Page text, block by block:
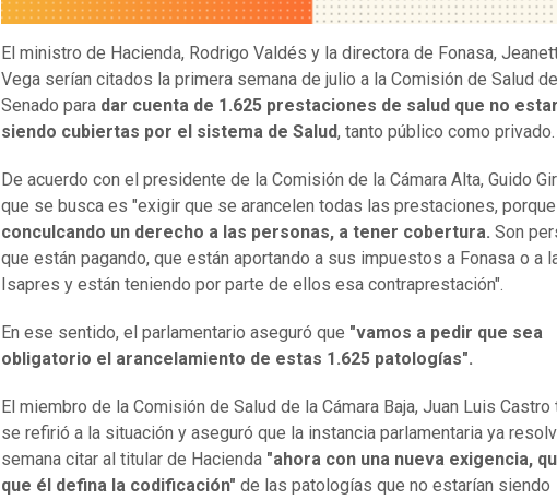
El ministro de Hacienda, Rodrigo Valdés y la directora de Fonasa,
Vega serían citados la primera semana de julio a la Comisión de Salud
Senado para dar cuenta de 1.625 prestaciones de salud que no
siendo cubiertas por el sistema de Salud, tanto público como
De acuerdo con el presidente de la Comisión de la Cámara Alta, Guido
que se busca es "exigir que se arancelen todas las prestaciones,
conculcando un derecho a las personas, a tener cobertura. Son
que están pagando, que están aportando a sus impuestos a Fonasa o a
Isapres y están teniendo por parte de ellos esa contraprestación".
En ese sentido, el parlamentario aseguró que "vamos a pedir que sea
obligatorio el arancelamiento de estas 1.625 patologías".
El miembro de la Comisión de Salud de la Cámara Baja, Juan Luis Castro
se refirió a la situación y aseguró que la instancia parlamentaria ya
semana citar al titular de Hacienda "ahora con una nueva exigencia,
que él defina la codificación" de las patologías que no estarían siendo